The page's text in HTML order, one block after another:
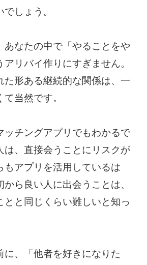
しょう。
なたの中で「やることをや
リバイ作りにすぎません。
た形ある継続的な関係は、一
当然です。
チングアプリでもわかるで
は、直接会うことにリスクが
もアプリを活用しているは
ら良い人に出会うことは、
とと同じくらい難しいと知っ
、「他者を好きになりた